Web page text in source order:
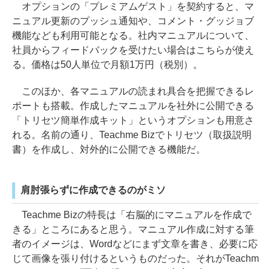
オプションの「プレミアムゲスト」を契約すると、マ
ニュアル更新のプッシュ通知や、コメント・グッジョブ
機能なども利用可能となる。社内マニュアルについて、
社員からフィードバックを受けたい場合はこちらが使え
る。価格は50人単位で月額1万円（税別）。
このほか、各マニュアルの読まれ具合を把握できるレ
ポートも搭載。作成したマニュアルを社外に公開できる
「トリセツ簡単作成キット」というオプションも用意さ
れる。名前の通り、Teachme Bizでトリセツ（取扱説明
書）を作成し、対外的に公開できる機能だ。
肩肘張らずに作成できるのがミソ
Teachme Bizの特長は「右脳的にマニュアルを作成で
きる」ところにあると思う。マニュアル作成に対する筆
者のイメージは、Wordなどにまず文章を書き、必要に応
じて画像を張り付けるというものだった。それがTeachm